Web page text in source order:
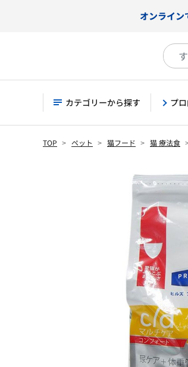
オンライン
カテゴリーから探す プ
TOP ペット 猫フード 猫 療法食